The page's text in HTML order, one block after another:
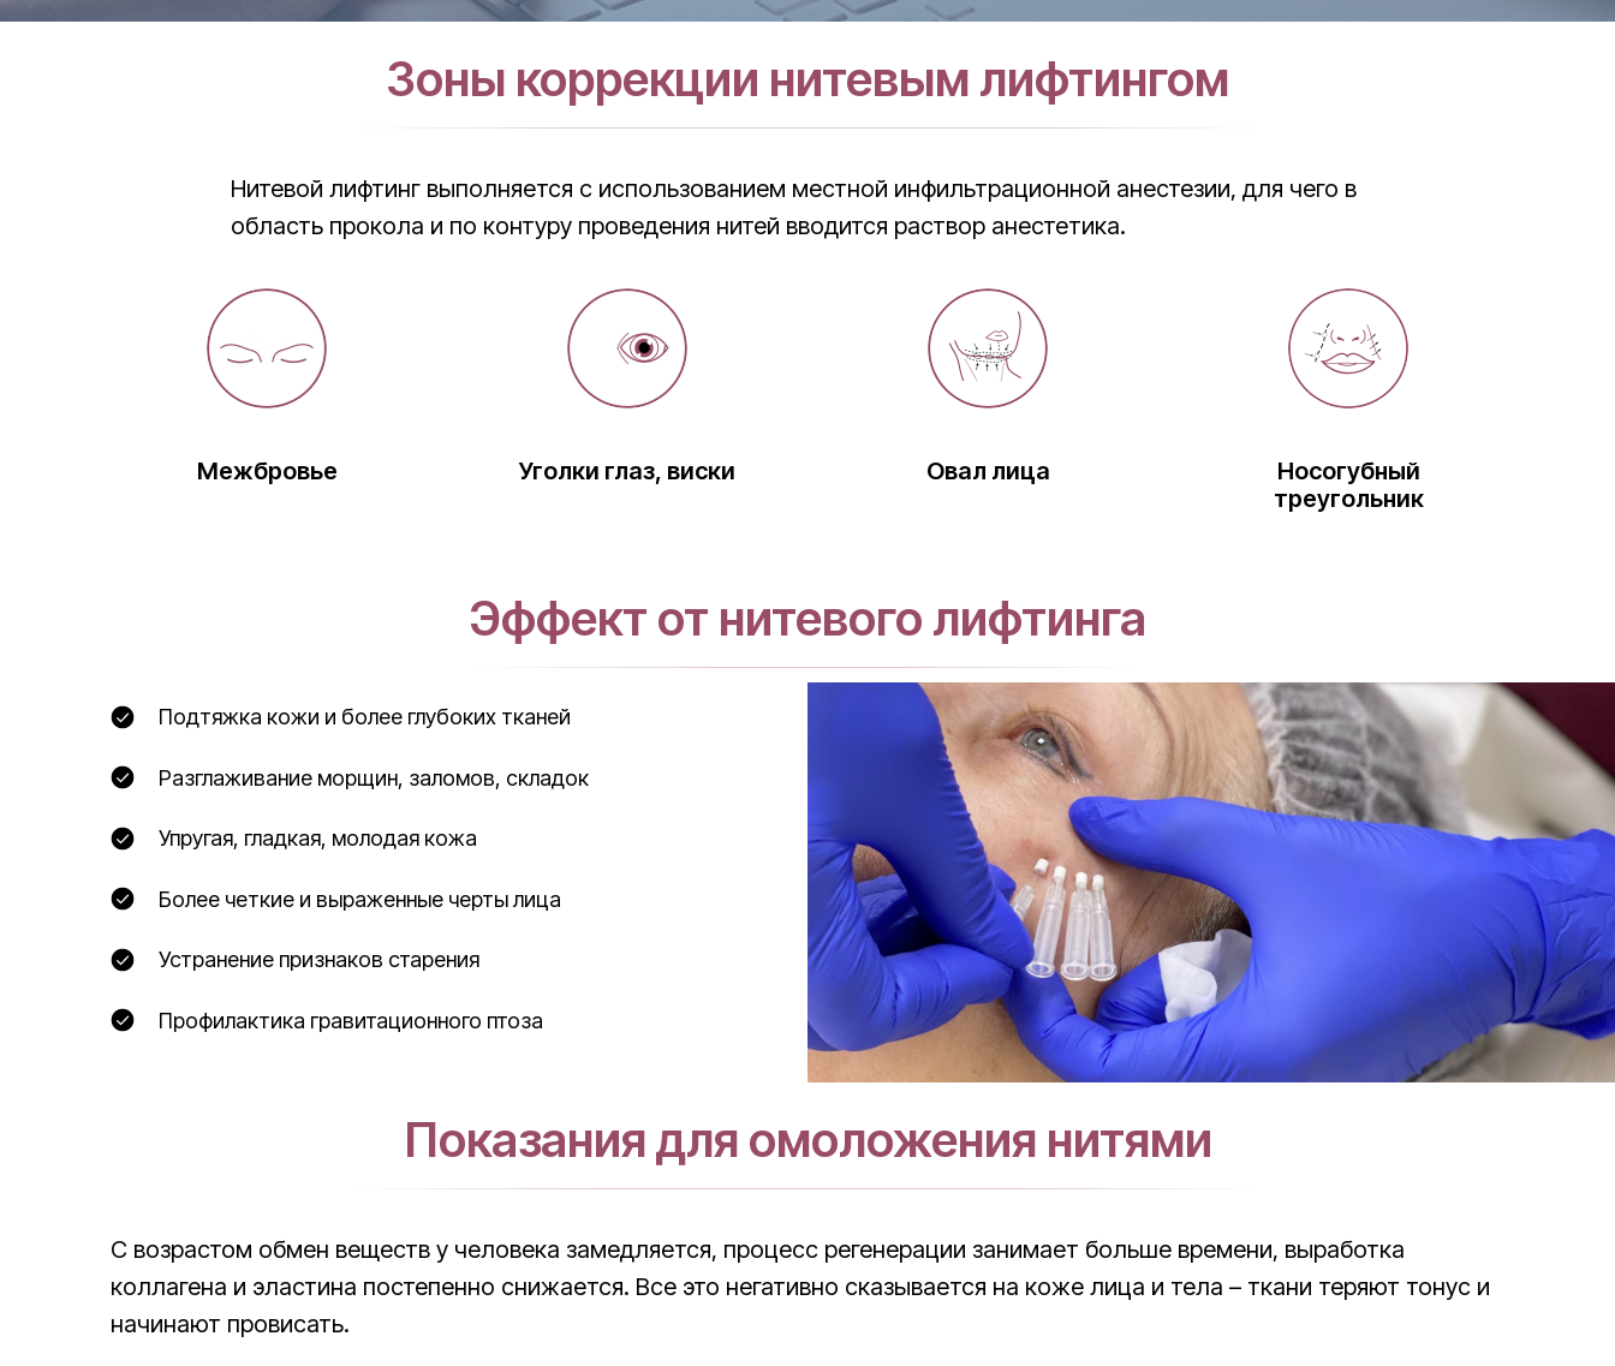
Зоны коррекции нитевым лифтингом
Нитевой лифтинг выполняется с использованием местной инфильтрационной анестезии, для чего в
область прокола и по контуру проведения нитей вводится раствор анестетика.
Межбровье Уголки глаз, виски Овал лица
Носогубный
треугольник
Эффект от нитевого лифтинга
Подтяжка кожи и более глубоких тканей
Разглаживание морщин, заломов, складок
Упругая, гладкая, молодая кожа
Более четкие и выраженные черты лица
Устранение признаков старения
Профилактика гравитационного птоза
Показания для омоложения нитями
С возрастом обмен веществ у человека замедляется, процесс регенерации занимает больше времени, выработка
коллагена и эластина постепенно снижается. Все это негативно сказывается на коже лица и тела – ткани теряют тонус и
начинают провисать.